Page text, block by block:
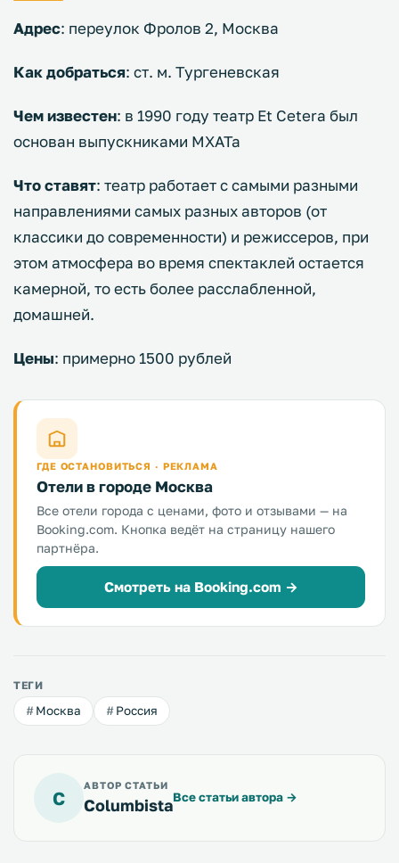
Адрес: переулок Фролов 2, Москва
Как добраться: ст. м. Тургеневская
Чем известен: в 1990 году театр Еt Сetera был
основан выпускниками МХАТа
Что ставят: театр работает с самыми разными
направлениями самых разных авторов (от
классики до современности) и режиссеров, при
этом атмосфера во время спектаклей остается
камерной, то есть более расслабленной,
домашней.
Цены: примерно 1500 рублей
ГДЕ ОСТАНОВИТЬСЯ · РЕКЛАМА
Отели в городе Москва
Все отели города с ценами, фото и отзывами — на
Booking.com. Кнопка ведёт на страницу нашего
партнёра.
Смотреть на Booking.com →
ТЕГИ
Москва Россия
C
АВТОР СТАТЬИ
ColumbistaВсе статьи автора →